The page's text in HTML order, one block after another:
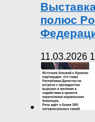
полюс
11.03.2026